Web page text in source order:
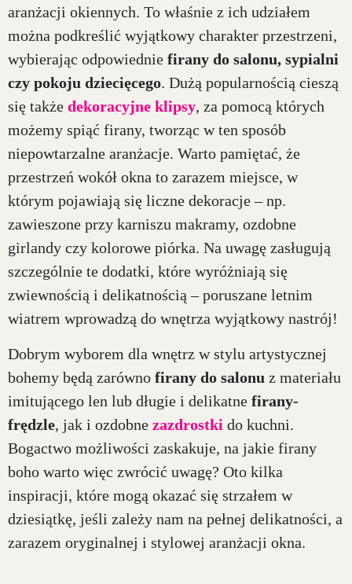
aranżacji okiennych. To właśnie z ich udziałem
można podkreślić wyjątkowy charakter przestrzeni,
wybierając odpowiednie firany do salonu, sypialni
czy pokoju dziecięcego. Dużą popularnością cieszą
się także dekoracyjne klipsy, za pomocą których
możemy spiąć firany, tworząc w ten sposób
niepowtarzalne aranżacje. Warto pamiętać, że
przestrzeń wokół okna to zarazem miejsce, w
którym pojawiają się liczne dekoracje – np.
zawieszone przy karniszu makramy, ozdobne
girlandy czy kolorowe piórka. Na uwagę zasługują
szczególnie te dodatki, które wyróżniają się
zwiewnością i delikatnością – poruszane letnim
wiatrem wprowadzą do wnętrza wyjątkowy nastrój!
Dobrym wyborem dla wnętrz w stylu artystycznej
bohemy będą zarówno firany do salonu z materiału
imitującego len lub długie i delikatne firany-
frędzle, jak i ozdobne zazdrostki do kuchni.
Bogactwo możliwości zaskakuje, na jakie firany
boho warto więc zwrócić uwagę? Oto kilka
inspiracji, które mogą okazać się strzałem w
dziesiątkę, jeśli zależy nam na pełnej delikatności, a
zarazem oryginalnej i stylowej aranżacji okna.